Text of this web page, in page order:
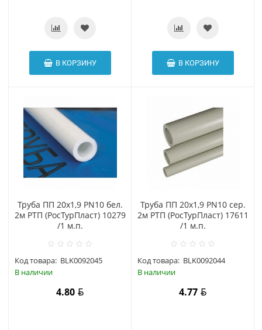
В КОРЗИНУ В КОРЗИНУ
Труба ПП 20х1,9 PN10 бел.
2м РТП (РосТурПласт) 10279
/1 м.п.
Код товара: BLK0092045
В наличии
4.80
Труба ПП 20х1,9 PN10 сер.
2м РТП (РосТурПласт) 17611
/1 м.п.
Код товара: BLK0092044
В наличии
4.77